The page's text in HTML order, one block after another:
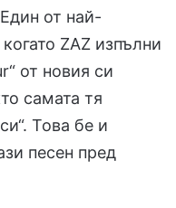
от най-
ZAZ изпълни
от новия си
самата тя
Това бе и
песен пред